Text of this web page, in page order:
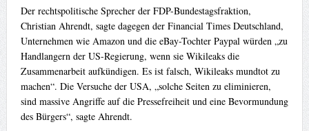
Der rechtspolitische Sprecher der FDP-Bundestagsfraktion,
Christian Ahrendt, sagte dagegen der Financial Times Deutschland,
Unternehmen wie Amazon und die eBay-Tochter Paypal würden „zu
Handlangern der US-Regierung, wenn sie Wikileaks die
Zusammenarbeit aufkündigen. Es ist falsch, Wikileaks mundtot zu
machen“. Die Versuche der USA, „solche Seiten zu eliminieren,
sind massive Angriffe auf die Pressefreiheit und eine Bevormundung
des Bürgers“, sagte Ahrendt.